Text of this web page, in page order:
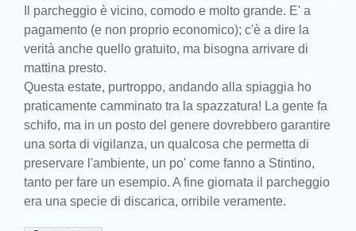
Il parcheggio è vicino, comodo e molto grande. E' a
pagamento (e non proprio economico); c'è a dire la
verità anche quello gratuito, ma bisogna arrivare di
mattina presto.
Questa estate, purtroppo, andando alla spiaggia ho
praticamente camminato tra la spazzatura! La gente fa
schifo, ma in un posto del genere dovrebbero garantire
una sorta di vigilanza, un qualcosa che permetta di
preservare l'ambiente, un po' come fanno a Stintino,
tanto per fare un esempio. A fine giornata il parcheggio
era una specie di discarica, orribile veramente.